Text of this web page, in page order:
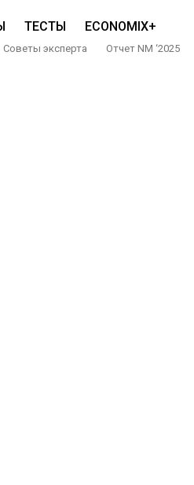
ТЕСТЫ ECONOMIX+
Советы эксперта Отчет NM ‘2025